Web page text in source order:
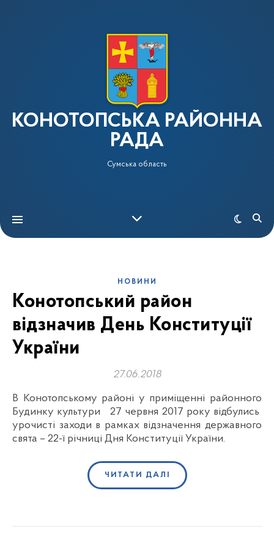
КОНОТОПСЬКА РАЙОННА
РАДА
Сумська область
НОВИНИ
Конотопський район
відзначив День Конституції
України
27.06.2018
В Конотопському районі у приміщенні районного
Будинку культури 27 червня 2017 року відбулись
урочисті заходи в рамках відзначення державного
свята – 22-ї річниці Дня Конституції України.
ЧИТАТИ ДАЛІ